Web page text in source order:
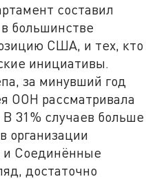
составил
большинстве
США, и тех, кто
инициативы.
за минувший год
ООН рассматривала
31% случаев больше
организации
и Соединённые
достаточно